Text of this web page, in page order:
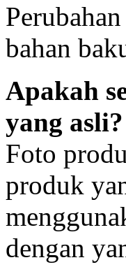
bahan
Apakah
yang asli?
Foto
produk
dengan